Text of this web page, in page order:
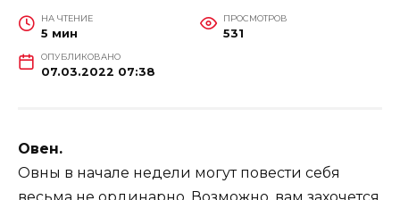
НА ЧТЕНИЕ
5 мин
ПРОСМОТРОВ
531
ОПУБЛИКОВАНО
07.03.2022 07:38
Овен.
Овны в начале недели могут повести себя
весьма не ординарно. Возможно, вам захочется